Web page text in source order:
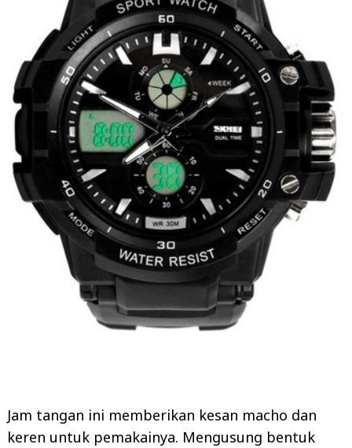
Jam tangan ini memberikan kesan macho dan
keren untuk pemakainya. Mengusung bentuk